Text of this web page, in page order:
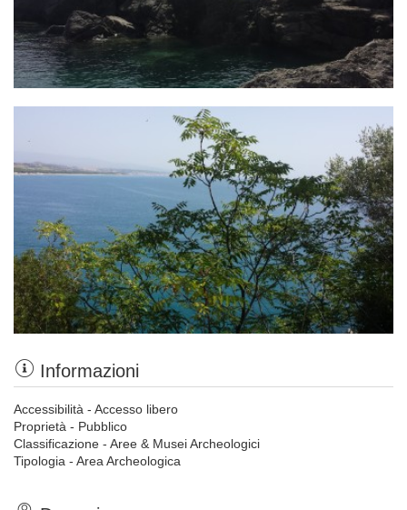
Informazioni
Accessibilità - Accesso libero
Proprietà - Pubblico
Classificazione - Aree & Musei Archeologici
Tipologia - Area Archeologica